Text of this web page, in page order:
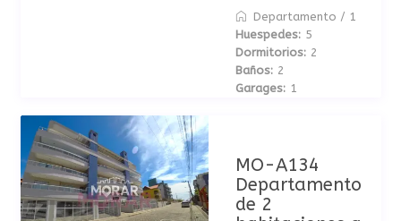
Departamento / 1
Huespedes: 5
Dormitorios: 2
Baños: 2
Garages: 1
MO-A134
Departamento
de 2